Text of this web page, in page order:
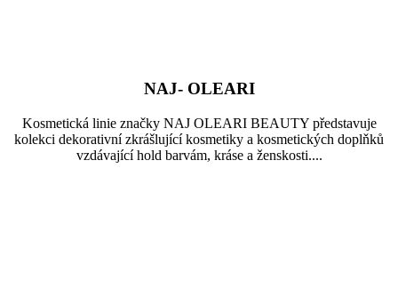
NAJ- OLEARI
Kosmetická linie značky NAJ OLEARI BEAUTY představuje
kolekci dekorativní zkrášlující kosmetiky a kosmetických doplňků
vzdávající hold barvám, kráse a ženskosti....